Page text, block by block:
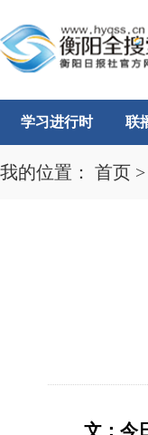
学习进行时 联
我的位置： 首页 >
文：今